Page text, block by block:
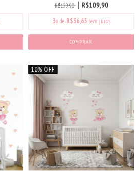
R$129,90 R$109,90
3x de R$36,63sem juros
10% OFF